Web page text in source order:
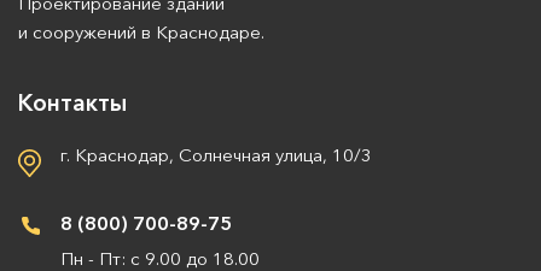
и сооружений в Краснодаре.
Контакты
г. Краснодар, Солнечная улица, 10/3
8 (800) 700-89-75
Пн - Пт: с 9.00 до 18.00